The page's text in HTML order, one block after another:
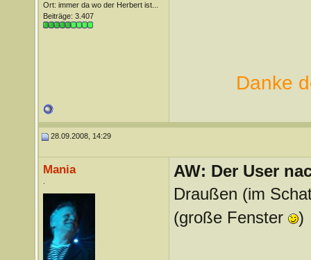
Ort: immer da wo der Herbert ist...
Beiträge: 3.407
Danke
28.09.2008, 14:29
Mania
AW: Der User
Draußen (im
(große Fenster
)